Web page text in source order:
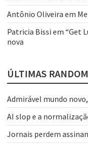
Antônio Oliveira em
Patricia Bissi em “Get
nova
ÚLTIMAS
Admirável mundo
AI slop e a
Jornais perdem